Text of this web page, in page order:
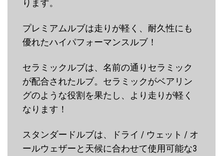
ります。
プレミアムルブは走りが軽く、耐久性にも
優れたハイパフォーマンスルブ！
セラミックルブは、名前の通りセラミック
が配合されたルブ。セラミックがベアリン
グのような役割を果たし、より走りが軽く
なります！
スタンダードルブは、ドライ / ウェット / オ
ールウェザーと天候に合わせて使用可能な3